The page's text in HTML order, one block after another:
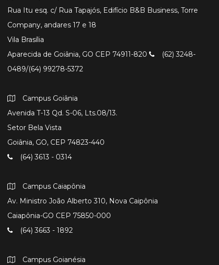
Rua Itu esq. c/ Rua Tapajós, Edifício B&B Business, Torre
Company, andares 17 e 18
Vila Brasília
Aparecida de Goiânia, GO CEP 74911-820
(62) 3248-
0489/(64) 99278-5372
Campus Goiânia
Avenida T-13 Qd. S-06, Lts.08/13.
Setor Bela Vista
Goiânia, GO, CEP 74823-440
(64) 3613 - 0314
Campus Caiapônia
Av. Ministro João Alberto 310, Nova Caipônia
Caiapônia-GO CEP 75850-000
(64) 3663 - 1892
Campus Goianésia